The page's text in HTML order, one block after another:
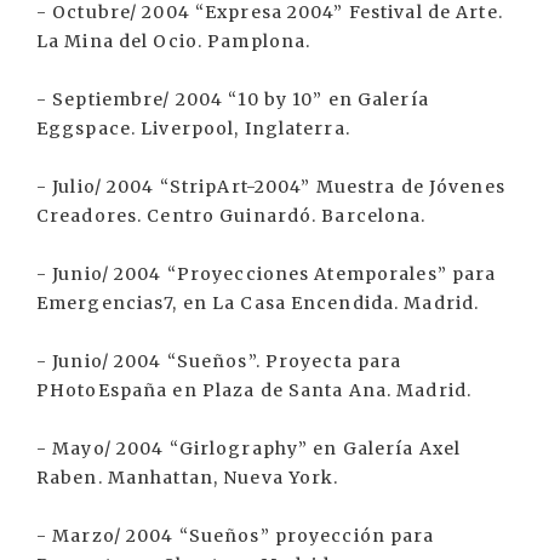
- Octubre/ 2004 “Expresa 2004” Festival de Arte.
La Mina del Ocio. Pamplona.
- Septiembre/ 2004 “10 by 10” en Galería
Eggspace. Liverpool, Inglaterra.
- Julio/ 2004 “StripArt-2004” Muestra de Jóvenes
Creadores. Centro Guinardó. Barcelona.
- Junio/ 2004 “Proyecciones Atemporales” para
Emergencias7, en La Casa Encendida. Madrid.
- Junio/ 2004 “Sueños”. Proyecta para
PHotoEspaña en Plaza de Santa Ana. Madrid.
- Mayo/ 2004 “Girlography” en Galería Axel
Raben. Manhattan, Nueva York.
- Marzo/ 2004 “Sueños” proyección para